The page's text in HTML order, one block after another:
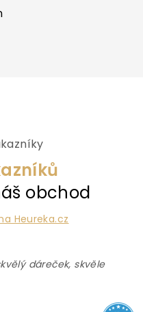
obchod
Heureka.cz
dáreček, skvěle